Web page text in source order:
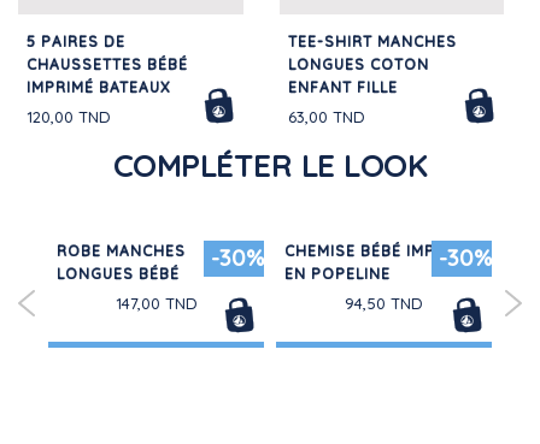
5 PAIRES DE
CHAUSSETTES BÉBÉ
IMPRIMÉ BATEAUX
120,00 TND
TEE-SHIRT MANCHES
LONGUES COTON
ENFANT FILLE
63,00 TND
COMPLÉTER LE LOOK
-30%
ROBE MANCHES
LONGUES BÉBÉ
147,00 TND
-30%
CHEMISE BÉBÉ IMPRIMÉE
EN POPELINE
94,50 TND